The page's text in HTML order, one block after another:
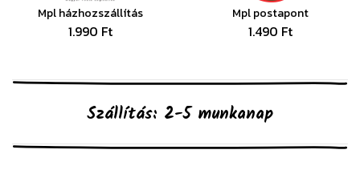
Mpl házhozszállítás
1.990 Ft
Mpl postapont
1.490 Ft
Szállítás: 2-5 munkanap